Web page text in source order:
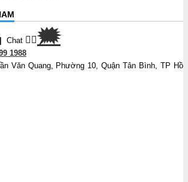
Chat 👉🏽🗯
1988
Văn Quang, Phường 10, Quận Tân Bình, TP Hồ